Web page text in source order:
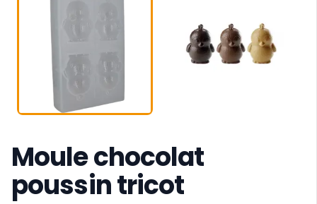
Moule chocolat
poussin tricot